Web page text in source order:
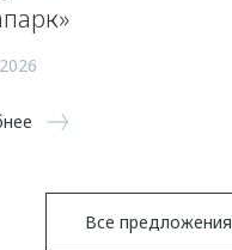
Все предложения